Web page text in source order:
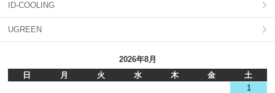
ID-COOLING
UGREEN
2026年8月
日
月 火 水 木 金
土
1